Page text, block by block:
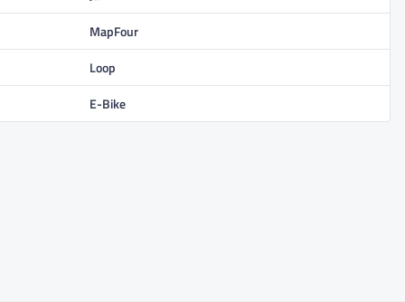
MapFour
Loop
E-Bike